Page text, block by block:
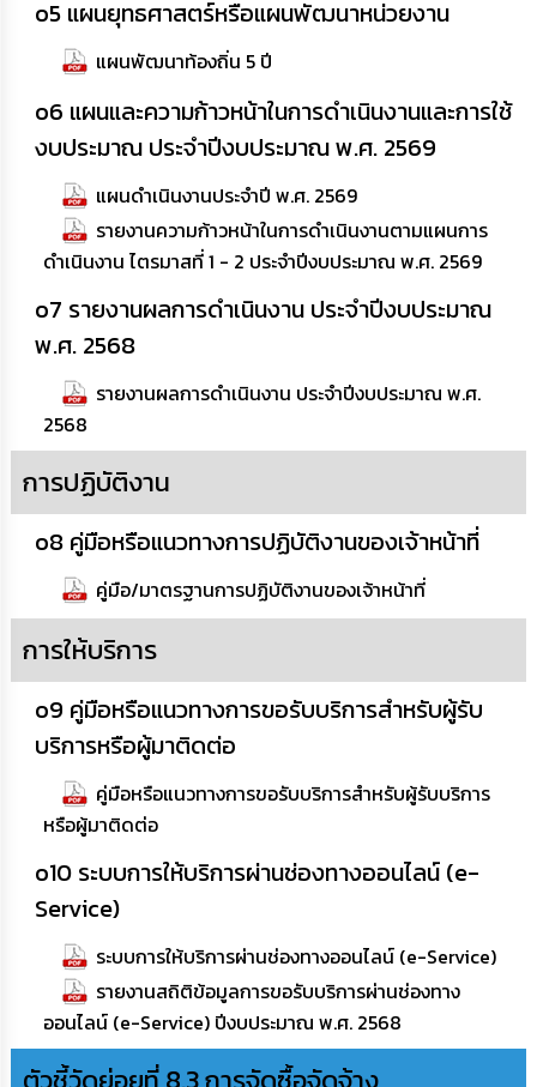
ข้อมูล
การ
o5 แผนยุทธศาสตร์หรือแผนพัฒนาหน่วยงาน
แผนพัฒนาท้องถิ่น 5 ปี
o6 แผนและความก้าวหน้าในการดำเนินงานและการใช้
งบประมาณ ประจำปีงบประมาณ พ.ศ. 2569
แผนดำเนินงานประจำปี พ.ศ. 2569
รายงานความก้าวหน้าในการดำเนินงานตามแผนการ
ดำเนินงาน ไตรมาสที่ 1 - 2 ประจำปีงบประมาณ พ.ศ. 2569
o7 รายงานผลการดำเนินงาน ประจำปีงบประมาณ
พ.ศ. 2568
รายงานผลการดำเนินงาน ประจำปีงบประมาณ พ.ศ.
2568
การปฏิบัติงาน
o8 คู่มือหรือแนวทางการปฏิบัติงานของเจ้าหน้าที่
คู่มือ/มาตรฐานการปฏิบัติงานของเจ้าหน้าที่
การให้บริการ
o9 คู่มือหรือแนวทางการขอรับบริการสำหรับผู้รับ
บริการหรือผู้มาติดต่อ
คู่มือหรือแนวทางการขอรับบริการสำหรับผู้รับบริการ
หรือผู้มาติดต่อ
o10 ระบบการให้บริการผ่านช่องทางออนไลน์ (e-
Service)
ระบบการให้บริการผ่านช่องทางออนไลน์ (e-Service)
รายงานสถิติข้อมูลการขอรับบริการผ่านช่องทาง
ออนไลน์ (e-Service) ปีงบประมาณ พ.ศ. 2568